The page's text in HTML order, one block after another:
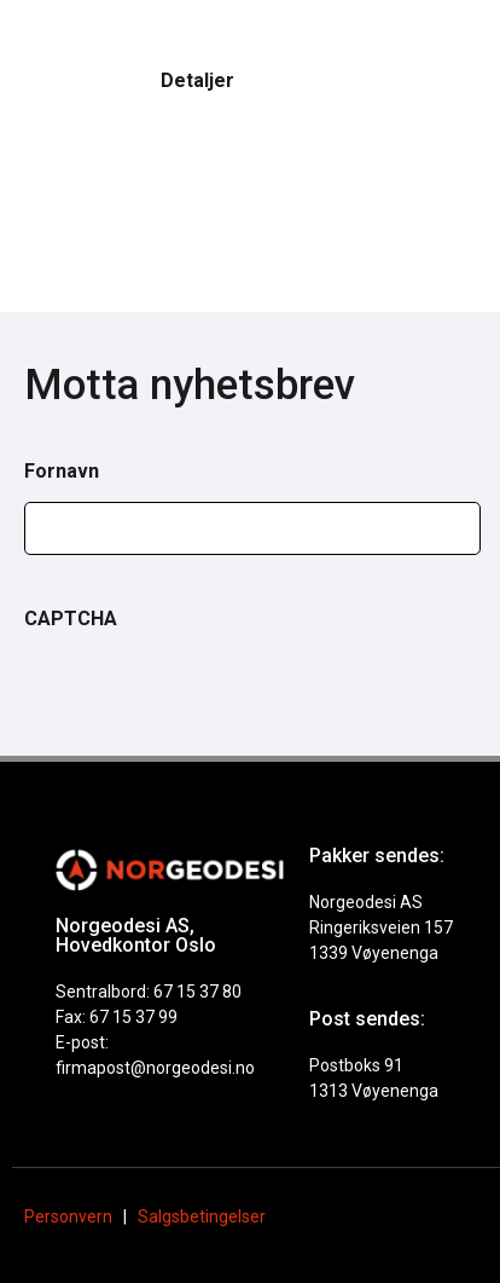
Detaljer
Motta nyhetsbrev
Fornavn
CAPTCHA
Norgeodesi AS,
Hovedkontor Oslo
Sentralbord: 67 15 37 80
Fax: 67 15 37 99
E-post:
firmapost@norgeodesi.no
Pakker sendes:
Norgeodesi AS
Ringeriksveien 157
1339 Vøyenenga
Post sendes:
Postboks 91
1313 Vøyenenga
Personvern Salgsbetingelser